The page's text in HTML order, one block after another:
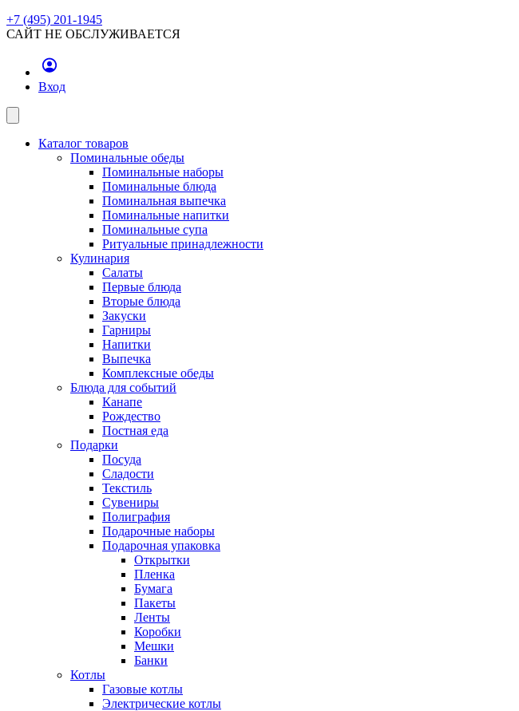
+7 (495) 201-1945
САЙТ НЕ ОБСЛУЖИВАЕТСЯ
Вход
Каталог товаров
Поминальные обеды
Поминальные наборы
Поминальные блюда
Поминальная выпечка
Поминальные напитки
Поминальные супа
Ритуальные принадлежности
Кулинария
Салаты
Первые блюда
Вторые блюда
Закуски
Гарниры
Напитки
Выпечка
Комплексные обеды
Блюда для событий
Канапе
Рождество
Постная еда
Подарки
Посуда
Сладости
Текстиль
Сувениры
Полиграфия
Подарочные наборы
Подарочная упаковка
Открытки
Пленка
Бумага
Пакеты
Ленты
Коробки
Мешки
Банки
Котлы
Газовые котлы
Электрические котлы